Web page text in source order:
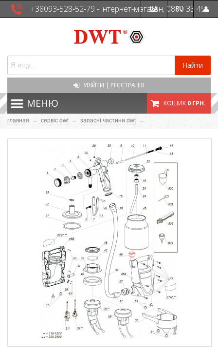
+38093-528-52-79 - інтернет-магазин, 0800 33 49
UA RU
Найти
УВІЙТИ | РЕЄСТРАЦІЯ
МЕНЮ КОШИК 0 ГРН.
главная → сервіс dwt → запасні частини dwt →